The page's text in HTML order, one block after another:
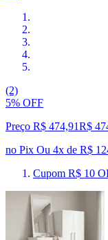
(2)
5% OFF
Preço R$ 474,91R$
no Pix Ou 4x de R$
Cupom R$ 10